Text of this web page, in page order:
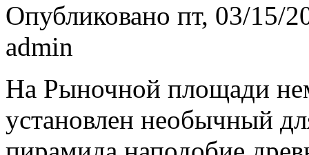
Опубликовано пт, 03/15/
admin
На Рыночной площади
установлен необычный